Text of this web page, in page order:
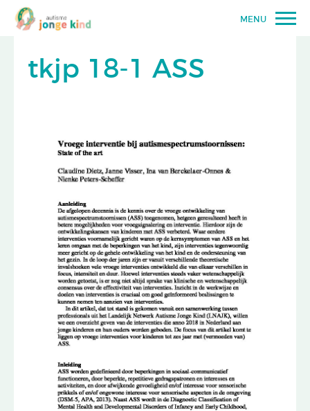
MENU
tkjp 18-1 ASS